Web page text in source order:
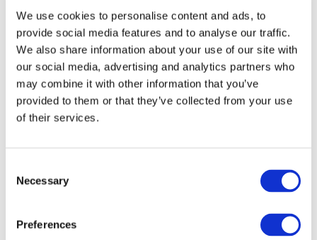
We use cookies to personalise content and ads, to
provide social media features and to analyse our traffic.
We also share information about your use of our site with
our social media, advertising and analytics partners who
may combine it with other information that you’ve
provided to them or that they’ve collected from your use
of their services.
Selection
Necessary
Preferences
Заходи